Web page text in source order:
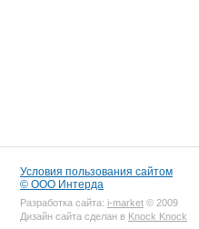
Условия пользования сайтом
© ООО Интерда
Разработка сайта: i-market © 2009
Дизайн сайта сделан в Knock Knock